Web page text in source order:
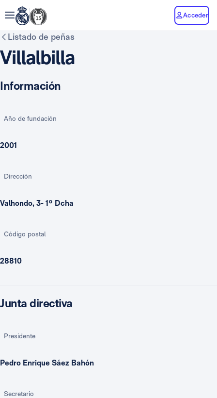
Acceder
Listado de peñas
Villalbilla
Información
Año de fundación
2001
Dirección
Valhondo, 3- 1º Dcha
Código postal
28810
Junta directiva
Presidente
Pedro Enrique Sáez Bahón
Secretario